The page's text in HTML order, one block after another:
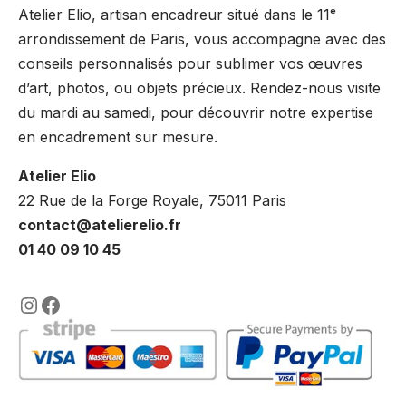
Atelier Elio, artisan encadreur situé dans le 11ᵉ
arrondissement de Paris, vous accompagne avec des
conseils personnalisés pour sublimer vos œuvres
d’art, photos, ou objets précieux. Rendez-nous visite
du mardi au samedi, pour découvrir notre expertise
en encadrement sur mesure.
Atelier Elio
22 Rue de la Forge Royale, 75011 Paris
contact@atelierelio.fr
01 40 09 10 45
https://www.instagram.com/
https://www.facebook.com/